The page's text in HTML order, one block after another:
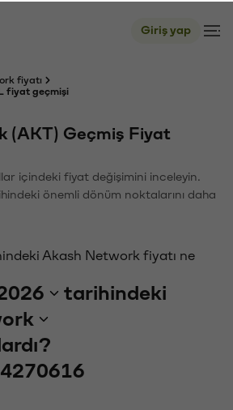
Giriş yap
fiyatı
fiyat geçmişi
(AKT) Geçmiş Fiyat
içindeki fiyat değişimini inceleyin.
önemli dönüm noktalarını daha
Akash Network fiyatı ne
tarihindeki